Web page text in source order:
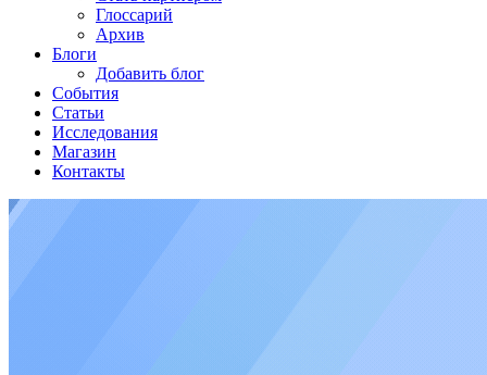
Глоссарий
Архив
Блоги
Добавить блог
События
Статьи
Исследования
Магазин
Контакты